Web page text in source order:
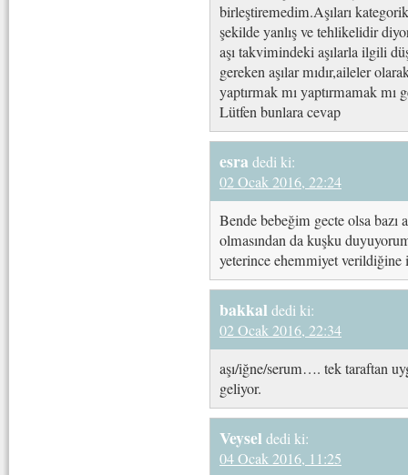
birleştiremedim.Aşıları
şekilde yanlış ve tehlikelidir
aşı takvimindeki aşılarla ilgili
gereken aşılar mıdır,aileler
yaptırmak mı yaptırmamak mı
Lütfen bunlara cevap
esra dedi ki:
02 Ocak 2016, 22:24
Bende bebeğim gecte olsa bazı
olmasından da kuşku
yeterince ehemmiyet verildiğine
bakkal dedi ki:
02 Ocak 2016, 22:34
aşı/iğne/serum…. tek taraftan
geliyor.
Veysel dedi ki:
04 Ocak 2016, 11:25